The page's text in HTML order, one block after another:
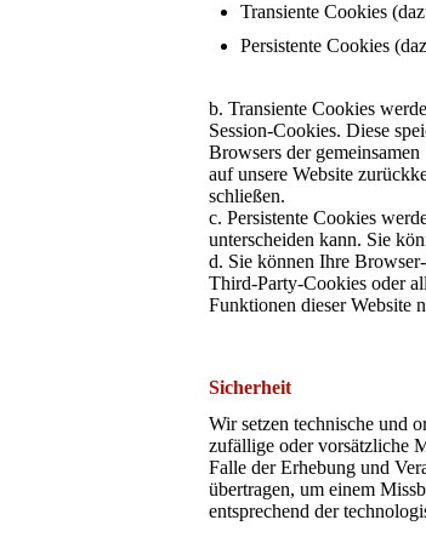
Transiente Cookies
Persistente Cookies
b. Transiente Cookies
Session-Cookies. Diese
Browsers der
auf unsere Website
schließen.
c. Persistente Cookies
unterscheiden kann. Sie
d. Sie können Ihre
Third-Party-Cookies oder
Funktionen dieser Website
Sicherheit
Wir setzen technische und
zufällige oder vorsätzliche
Falle der Erhebung und
übertragen, um einem
entsprechend der